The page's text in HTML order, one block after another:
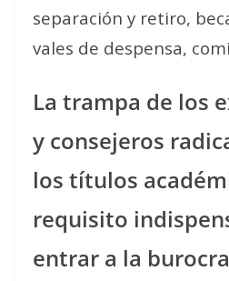
separación y retiro,
vales de despensa,
La trampa de los
y consejeros
los títulos
requisito
entrar a la